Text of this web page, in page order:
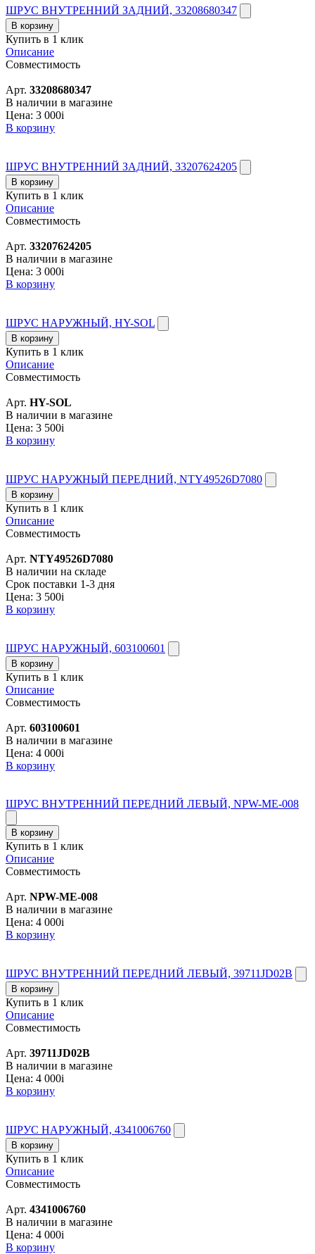
ШРУС ВНУТРЕННИЙ ЗАДНИЙ, 33208680347
В корзину
Купить в 1 клик
Описание
Совместимость
Арт. 33208680347
В наличии в магазине
Цена: 3 000i
В корзину
ШРУС ВНУТРЕННИЙ ЗАДНИЙ, 33207624205
В корзину
Купить в 1 клик
Описание
Совместимость
Арт. 33207624205
В наличии в магазине
Цена: 3 000i
В корзину
ШРУС НАРУЖНЫЙ, HY-SOL
В корзину
Купить в 1 клик
Описание
Совместимость
Арт. HY-SOL
В наличии в магазине
Цена: 3 500i
В корзину
ШРУС НАРУЖНЫЙ ПЕРЕДНИЙ, NTY49526D7080
В корзину
Купить в 1 клик
Описание
Совместимость
Арт. NTY49526D7080
В наличии на складе
Срок поставки 1-3 дня
Цена: 3 500i
В корзину
ШРУС НАРУЖНЫЙ, 603100601
В корзину
Купить в 1 клик
Описание
Совместимость
Арт. 603100601
В наличии в магазине
Цена: 4 000i
В корзину
ШРУС ВНУТРЕННИЙ ПЕРЕДНИЙ ЛЕВЫЙ, NPW-ME-008
В корзину
Купить в 1 клик
Описание
Совместимость
Арт. NPW-ME-008
В наличии в магазине
Цена: 4 000i
В корзину
ШРУС ВНУТРЕННИЙ ПЕРЕДНИЙ ЛЕВЫЙ, 39711JD02B
В корзину
Купить в 1 клик
Описание
Совместимость
Арт. 39711JD02B
В наличии в магазине
Цена: 4 000i
В корзину
ШРУС НАРУЖНЫЙ, 4341006760
В корзину
Купить в 1 клик
Описание
Совместимость
Арт. 4341006760
В наличии в магазине
Цена: 4 000i
В корзину